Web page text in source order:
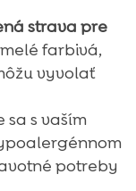
strava pre
farbivá,
vyvolať
s vaším
potreby